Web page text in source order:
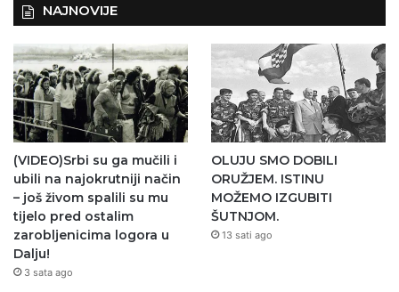
NAJNOVIJE
(VIDEO)Srbi su ga mučili i
ubili na najokrutniji način
– još živom spalili su mu
tijelo pred ostalim
zarobljenicima logora u
Dalju!
3 sata ago
OLUJU SMO DOBILI
ORUŽJEM. ISTINU
MOŽEMO IZGUBITI
ŠUTNJOM.
13 sati ago